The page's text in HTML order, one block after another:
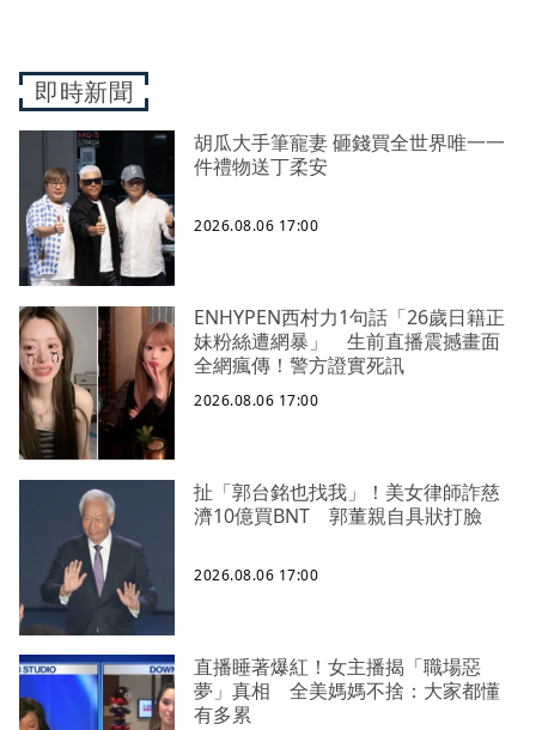
即時新聞
胡瓜大手筆寵妻 砸錢買全世界唯一一
件禮物送丁柔安
2026.08.06 17:00
ENHYPEN西村力1句話「26歲日籍正
妹粉絲遭網暴」 生前直播震撼畫面
全網瘋傳！警方證實死訊
2026.08.06 17:00
扯「郭台銘也找我」！美女律師詐慈
濟10億買BNT 郭董親自具狀打臉
2026.08.06 17:00
直播睡著爆紅！女主播揭「職場惡
夢」真相 全美媽媽不捨：大家都懂
有多累